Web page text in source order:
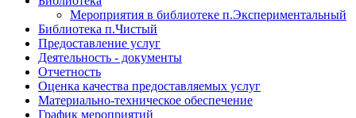
Мероприятия в библиотеке п.Экспериментальный
Библиотека п.Чистый
Предоставление услуг
Деятельность - документы
Отчетность
Оценка качества предоставляемых услуг
Материально-техническое обеспечение
График мероприятий